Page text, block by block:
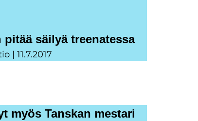
pitää säilyä treenatessa
11.7.2017
myös Tanskan mestari